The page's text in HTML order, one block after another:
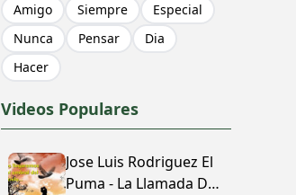
Amigo
Siempre
Especial
Nunca
Pensar
Dia
Hacer
Videos Populares
Jose Luis Rodriguez El
Puma - La Llamada Del